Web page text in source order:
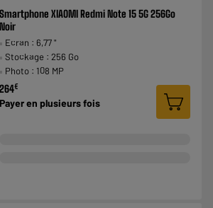
Smartphone XIAOMI Redmi Note 15 5G 256Go
Noir
Ecran : 6,77 "
Stockage : 256 Go
Photo : 108 MP
264€
Payer en plusieurs fois